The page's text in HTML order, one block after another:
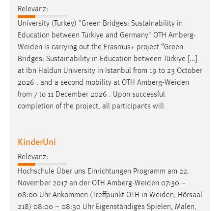
Relevanz:
University (Turkey) "Green Bridges: Sustainability in
Education between Türkiye and Germany" OTH Amberg-
Weiden is carrying out the Erasmus+ project “Green
Bridges: Sustainability in Education between Türkiye [...]
at Ibn Haldun University in Istanbul from 19 to 23 October
2026 , and a second mobility at OTH Amberg-Weiden
from 7 to 11 December 2026 . Upon successful
completion of the project, all participants will
KinderUni
Relevanz:
Hochschule Über uns Einrichtungen Programm am 22.
November 2017 an der OTH Amberg-Weiden 07:30 –
08:00 Uhr Ankommen (Treffpunkt OTH in Weiden, Hörsaal
218) 08:00 – 08:30 Uhr Eigenständiges Spielen, Malen,